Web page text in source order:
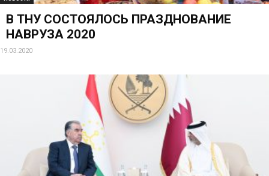
В ТНУ СОСТОЯЛОСЬ ПРАЗДНОВАНИЕ
НАВРУЗА 2020
19.03.2020